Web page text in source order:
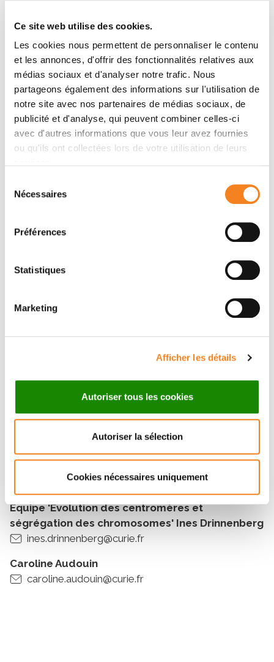
Ce site web utilise des cookies.
Les cookies nous permettent de personnaliser le contenu
et les annonces, d'offrir des fonctionnalités relatives aux
médias sociaux et d'analyser notre trafic. Nous
partageons également des informations sur l'utilisation de
notre site avec nos partenaires de médias sociaux, de
publicité et d'analyse, qui peuvent combiner celles-ci
avec d'autres informations que vous leur avez fournies
ou qu'ils ont collectées lors de votre utilisation de leurs
Nécessaires
Préférences
Statistiques
Marketing
Afficher les détails
Autoriser tous les cookies
Autoriser la sélection
Cookies nécessaires uniquement
data, I attempt to uncover the genetic underpinnings
and consequences of convergent evolution of
winglessness in female moths. Finally, I will show
results on genome-wide patterns of gene evolution
across a broad sampling of lepidopteran species to
assess the tempo and mode of gene evolution as well
as gene order and structure across their genomes.
Orateurs
Peter Mulhair
Invité(es) par
Institut Curie
Une question sur le séminaire ?
Equipe 'Evolution des centromères et
ségrégation des chromosomes' Ines Drinnenberg
ines.drinnenberg@curie.fr
Caroline Audouin
caroline.audouin@curie.fr